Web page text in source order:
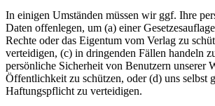
In einigen Umständen müssen wir ggf. Ihre
Daten offenlegen, um (a) einer
Rechte oder das Eigentum vom Verlag zu
verteidigen, (c) in dringenden Fällen handeln
persönliche Sicherheit von Benutzern unserer
Öffentlichkeit zu schützen, oder (d) uns selbst
Haftungspflicht zu verteidigen.